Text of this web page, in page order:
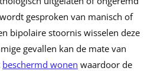
gesproken van manisch of
bipolaire stoornis wisselen deze
gevallen kan de mate van
beschermd wonen waardoor de